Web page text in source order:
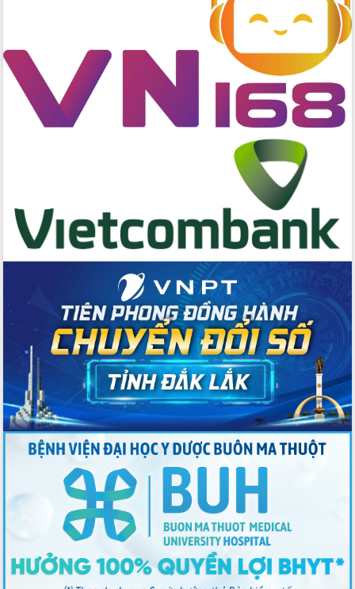
nước Đà Nông lần thứ I năm 2026
Kỳ họp Chuyên đề lần thứ Năm, HĐND
tỉnh Đắk Lắk thông qua các nghị quyết
quan trọng
Thống nhất danh sách giới thiệu ứng
Hội nghị lần thứ tư Ban Chỉ đạo công
tác bầu cử tỉnh Đắk Lắk
Phó Thủ tướng Hồ Quốc Dũng đánh giá
cao kết quả Chiến dịch Quang Trung
tại Đắk Lắk
Hội nghị Ban Chấp hành Đảng bộ tỉnh
Đắk Lắk lần thứ 2 (mở rộng)
Tập trung giải phóng mặt bằng, đẩy
nhanh tiến độ Tuyến đường bộ ven
biển
Gỡ khó, khởi công xây dựng, sửa chữa
toàn bộ nhà ở cho hộ dân đúng tiến độ
UBND tỉnh Đắk Lắk tổng kết công tác
quốc phòng, quân sự địa phương năm
Tập trung triển khai quyết liệt, đồng bộ
các giải pháp nhằm thực hiện hiệu quả
các nhiệm vụ đề ra năm 2025
Phát huy vai trò của người có uy tín